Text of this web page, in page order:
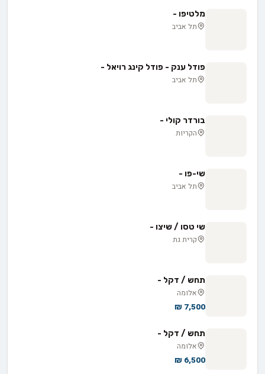
מלטיפו -
תל אביב
פודל ענק - פודל קינג רויאל -
תל אביב
בורדר קולי -
הקריות
שי-פו -
תל אביב
שי טסו / שיצו -
קרית גת
תחש / דקל -
אלומה
7,500 ₪
תחש / דקל -
אלומה
6,500 ₪